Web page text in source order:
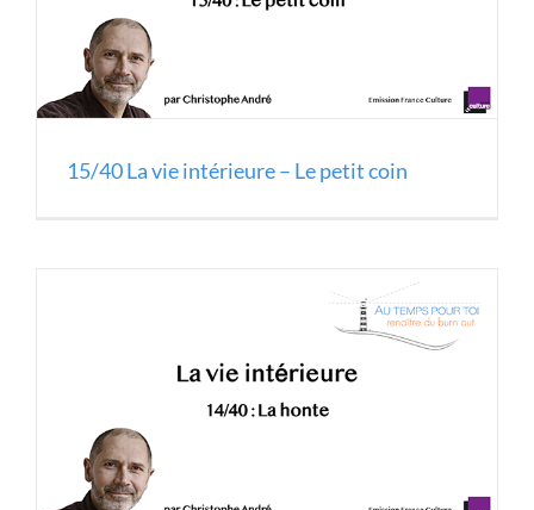
15/40 La vie intérieure – Le petit coin